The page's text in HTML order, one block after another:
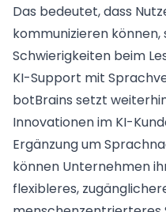
Das bedeutet, dass
kommunizieren können,
Schwierigkeiten beim
KI-Support mit
botBrains setzt
Innovationen im KI-
Ergänzung um
können Unternehmen
flexibleres,